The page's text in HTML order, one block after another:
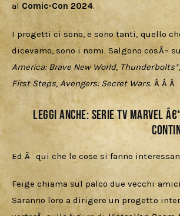
al Comic-Con 2024.
I progetti ci sono, e sono tanti, quello
dicevamo, sono i nomi. Salgono cosÃ¬
America: Brave New World, Thunderbolts*,
First Steps, Avengers: Secret Wars. Â Â Â
LEGGI ANCHE:Serie TV Marvel
Ed Ã¨ qui che le cose si fanno
Feige chiama sul palco due vecchi
Saranno loro a dirigere un progetto